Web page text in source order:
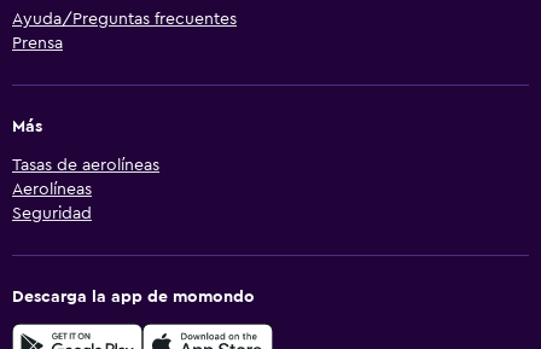
Ayuda/Preguntas frecuentes
Prensa
Más
Tasas de aerolíneas
Aerolíneas
Seguridad
Descarga la app de momondo